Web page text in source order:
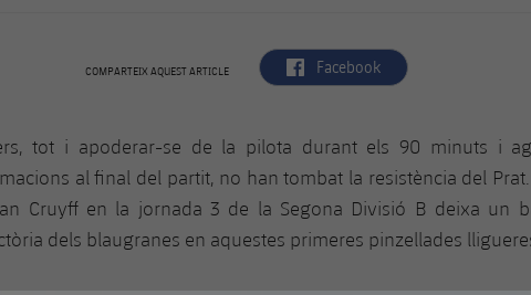
COMPARTEIX AQUEST ARTICLE label.aria.facebook
Facebook
tot i apoderar-se de la pilota durant els 90 minuts i
al final del partit, no han tombat la resistència del
Cruyff en la jornada 3 de la Segona Divisió B deixa un
dels blaugranes en aquestes primeres pinzellades